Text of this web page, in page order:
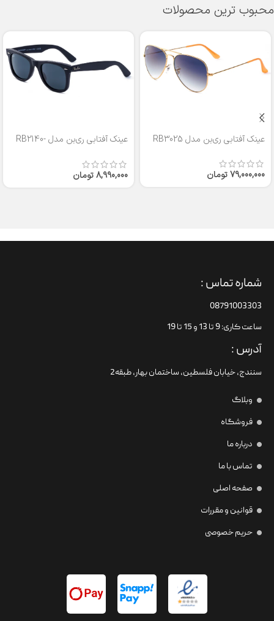
محبوب ترین محصولات
عینک آفتابی ری‌بن مدل RB3025
79,000,000تومان
عینک آفتابی ری‌بن مدل RB2140-
8,990,000تومان
شماره تماس :
08791003303
ساعت کاری: 9 تا 13 و 15 تا 19
آدرس :
سنندج، خیابان فلسطین،‌ ساختمان بهار، طبقه2
وبلاگ
فروشگاه
درباره ما
تماس با ما
صفحه اصلی
قوانین و مقررات
حریم خصوصی